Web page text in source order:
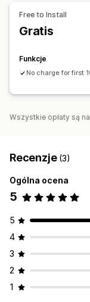
Free to Install
Gratis
Funkcje
No charge for first
Wszystkie opłaty są
Recenzje (3)
Ogólna ocena
5
5
4
3
2
1